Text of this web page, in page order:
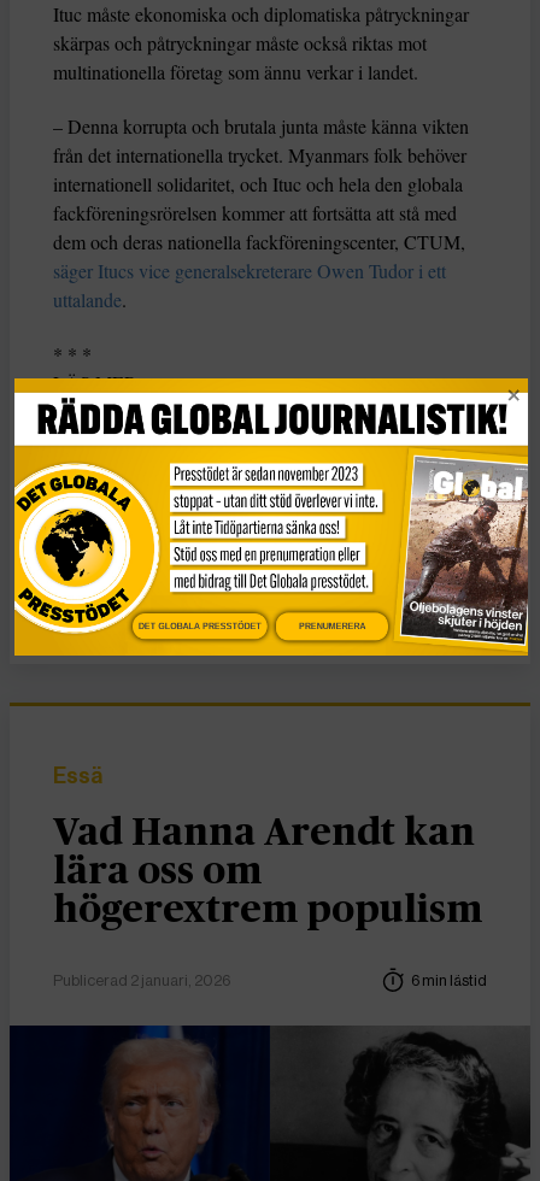
Ituc måste ekonomiska och diplomatiska påtryckningar
skärpas och påtryckningar måste också riktas mot
multinationella företag som ännu verkar i landet.
– Denna korrupta och brutala junta måste känna vikten
från det internationella trycket. Myanmars folk behöver
internationell solidaritet, och Ituc och hela den globala
fackföreningsrörelsen kommer att fortsätta att stå med
dem och deras nationella fackföreningscenter, CTUM,
säger Itucs vice generalsekreterare Owen Tudor i ett
uttalande.
* * *
LÄS MER
Fackliga aktivister gripna i Myanmar
FN: Bevis om brott mot mänskligheten i Myanmar
FN ger klartecken till folkmordsprocess mot Myanmars
junta
KATEGORI
Nyheter
Essä
Vad Hanna Arendt kan
lära oss om
högerextrem populism
Publicerad 2 januari, 2026 6 min lästid
DET GLOBALA PRESSTÖDET PRENUMERERA